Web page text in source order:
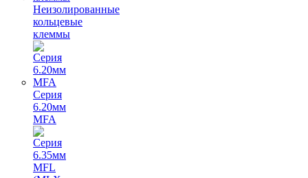
Неизолированные
кольцевые
клеммы
Серия
6.20мм
MFA